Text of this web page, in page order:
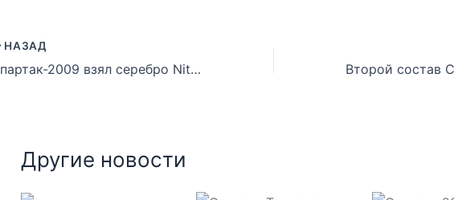
НАЗАД
Спартак-2009 взял серебро Nitro Cup
Другие новости